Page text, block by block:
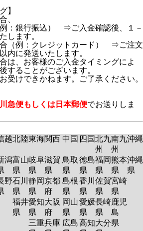
】
、
：銀行振込） ⇒ご入金確認後、１－
します。
（例：クレジットカード） ⇒ご注文
内に発送いたします。
、お客様のご入金タイミングによ
することがございます。
けできかねます。ご了承ください。
急便もしくは日本郵便でお送りしま
越北陸東海関西 中国 四国北九
州
南九
州
沖縄
潟
野
富山
県
石川
県
福井
県
岐阜
県
静岡
県
愛知
県
三重
滋賀
県
京都
府
大阪
府
兵庫
鳥取
県
島根
県
岡山
県
広島
徳島
県
香川
県
愛媛
県
高知
福岡
県
佐賀
県
長崎
県
大分
熊本
県
宮崎
県
鹿児
島
県
沖縄
県